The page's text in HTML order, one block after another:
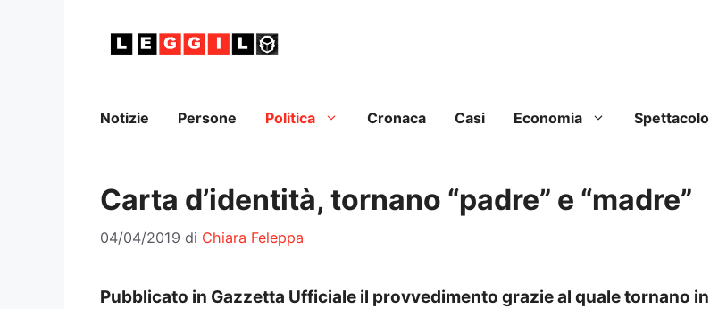
Notizie Persone Politica Cronaca Casi Economia Spettacolo
Carta d’identità, tornano “padre” e “madre”
04/04/2019 di Chiara Feleppa
Pubblicato in Gazzetta Ufficiale il provvedimento grazie al quale tornano in